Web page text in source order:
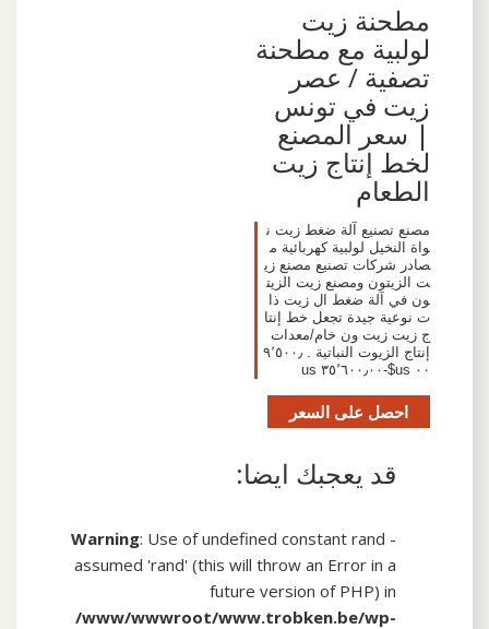
مطحنة زيت
لولبية مع مطحنة
تصفية / عصر
زيت في تونس
| سعر المصنع
لخط إنتاج زيت
الطعام
مصنع تصنيع آلة ضغط زيت ن
واة النخيل لولبية كهربائية م
صادر شركات تصنيع مصنع زي
ت الزيتون ومصنع زيت الزيت
ون في آلة ضغط ال زيت ذا
ت نوعية جيدة تجعل خط إنتا
ج زيت زيت ون خام/معدات
إنتاج الزيوت النباتية . ٩٬٥٠٠٫
٠٠ us$-٣٥٬٦٠٠٫٠٠ us
احصل على السعر
قد يعجبك ايضا:
Warning: Use of undefined constant rand -
assumed 'rand' (this will throw an Error in a
future version of PHP) in
/www/wwwroot/www.trobken.be/wp-